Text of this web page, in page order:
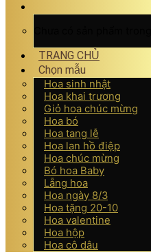
TRANG CHỦ
Chọn mẫu
Hoa sinh nhật
Hoa khai trương
Giỏ hoa chúc mừng
Hoa bó
Hoa tang lễ
Hoa lan hồ điệp
Hoa chúc mừng
Bó hoa Baby
Lẵng hoa
Hoa ngày 8/3
Hoa tặng 20-10
Hoa valentine
Hoa hộp
Hoa cô dâu